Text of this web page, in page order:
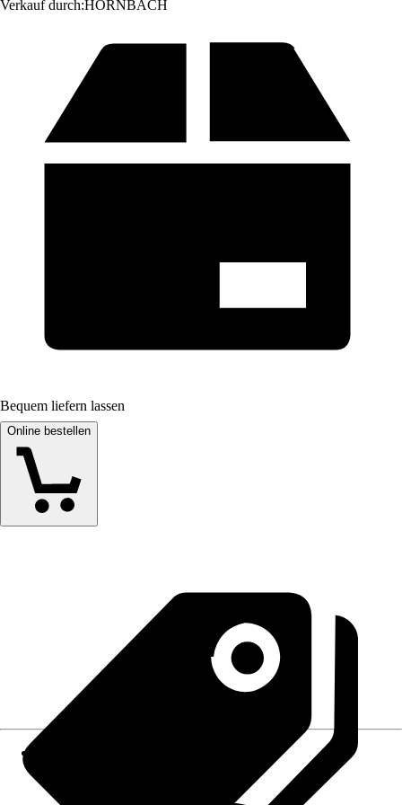
Verkauf durch:HORNBACH
Bequem liefern lassen
Online bestellen